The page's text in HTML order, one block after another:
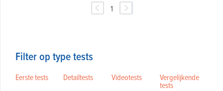
1
Filter op type tests
Eerste tests Detailtests Videotests Vergelijkende
tests